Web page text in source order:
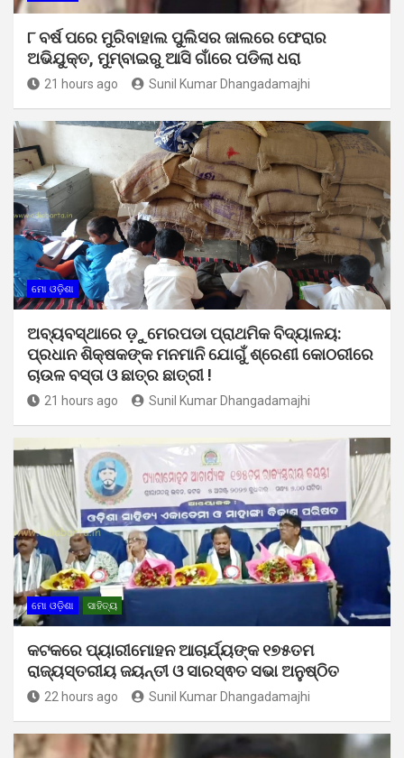
୮ ବର୍ଷ ପରେ ମୁରିବାହାଲ ପୁଲିସର ଜାଲରେ ଫେରାର
ଅଭିଯୁକ୍ତ, ମୁମ୍ବାଇରୁ ଆସି ଗାଁରେ ପଡିଲା ଧରା
21 hours ago Sunil Kumar Dhangadamajhi
ମୋ ଓଡ଼ିଶା
ଅବ୍ୟବସ୍ଥାରେ ଡ଼ୁମେରପଡା ପ୍ରାଥମିକ ବିଦ୍ୟାଳୟ:
ପ୍ରଧାନ ଶିକ୍ଷକଙ୍କ ମନମାନି ଯୋଗୁଁ ଶ୍ରେଣୀ କୋଠରୀରେ
ଚାଉଳ ବସ୍ତା ଓ ଛାତ୍ର ଛାତ୍ରୀ !
21 hours ago Sunil Kumar Dhangadamajhi
ମୋ ଓଡ଼ିଶା ସାହିତ୍ୟ
କଟକରେ ପ୍ୟାରୀମୋହନ ଆଚାର୍ଯ୍ୟଙ୍କ ୧୭୫ତମ
ରାଜ୍ୟସ୍ତରୀୟ ଜୟନ୍ତୀ ଓ ସାରସ୍ଵତ ସଭା ଅନୁଷ୍ଠିତ
22 hours ago Sunil Kumar Dhangadamajhi